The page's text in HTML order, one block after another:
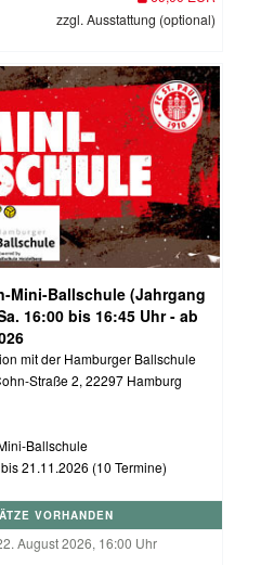
zzgl. Ausstattung (optional)
Mini-Ballschule (Jahrgang
16:00 bis 16:45 Uhr - ab
mit der Hamburger Ballschule
Straße 2, 22297 Hamburg
Ballschule
21.11.2026 (10 Termine)
VORHANDEN
August 2026, 16:00 Uhr